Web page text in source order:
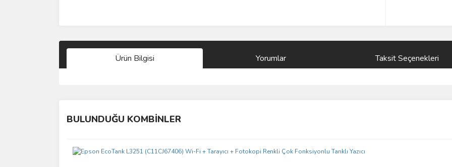
Ürün Bilgisi Yorumlar Taksit Seçenekleri
BULUNDUĞU KOMBİNLER